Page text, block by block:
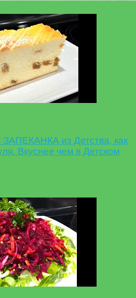
из Детства, как
Вкуснее чем в Детском